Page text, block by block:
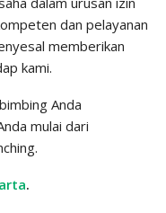
dan pelayanan
memberikan
kami.
Anda
mulai dari
.